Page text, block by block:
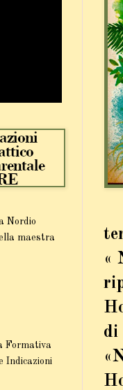
«
di
Nordio
maestra
Formativa
Indicazioni